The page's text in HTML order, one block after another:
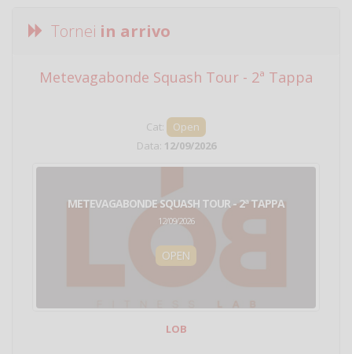
Tornei in arrivo
Metevagabonde Squash Tour - 2ª Tappa
Cat:
Open
Data: 12/09/2026
METEVAGABONDE SQUASH TOUR - 2ª TAPPA
12/09/2026
OPEN
LOB